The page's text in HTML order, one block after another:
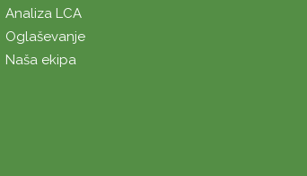
Analiza LCA
Oglaševanje
Naša ekipa